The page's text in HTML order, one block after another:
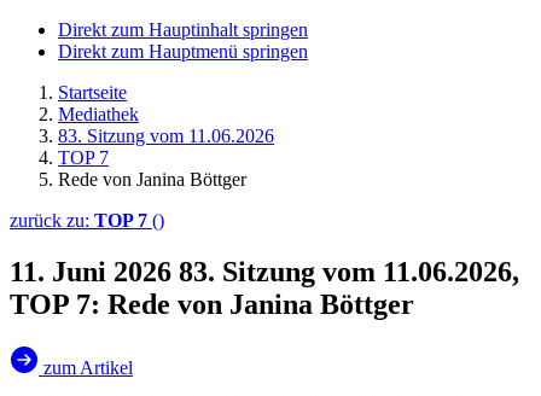
Direkt zum Hauptinhalt springen
Direkt zum Hauptmenü springen
Startseite
Mediathek
83. Sitzung vom 11.06.2026
TOP 7
Rede von Janina Böttger
zurück zu: TOP 7 ()
11. Juni 2026 83. Sitzung vom 11.06.2026,
TOP 7: Rede von Janina Böttger
zum Artikel